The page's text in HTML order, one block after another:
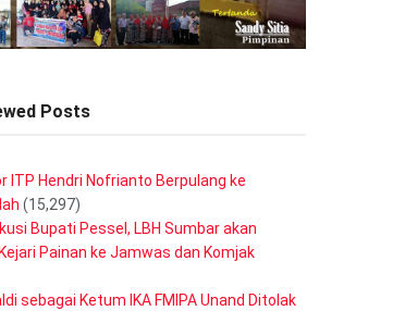
Posts
ITP Hendri Nofrianto Berpulang ke
(15,297)
Bupati Pessel, LBH Sumbar akan
Painan ke Jamwas dan Komjak
sebagai Ketum IKA FMIPA Unand Ditolak